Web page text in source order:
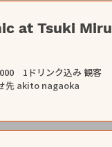
at Tsuki Miru
先 akito nagaoka